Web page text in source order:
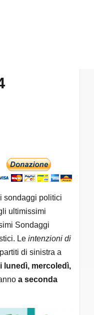
sondaggi politici
ultimissimi
Sondaggi
Le intenzioni di
di sinistra a
lunedì, mercoledì,
a seconda